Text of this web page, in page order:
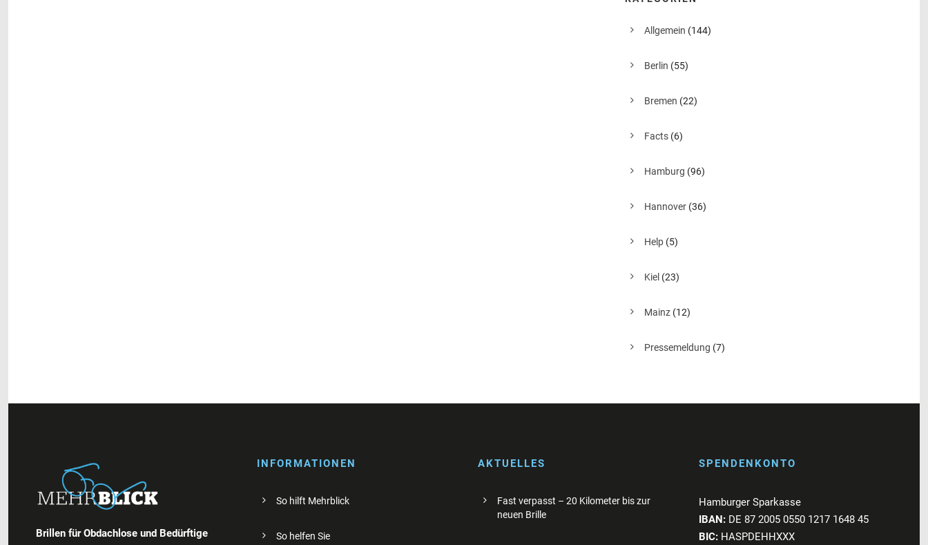
Allgemein (144)
Berlin (55)
Bremen (22)
Facts (6)
Hamburg (96)
Hannover (36)
Help (5)
Kiel (23)
Mainz (12)
Pressemeldung (7)
Brillen für Obdachlose und Bedürftige
INFORMATIONEN
So hilft Mehrblick
So helfen Sie
AKTUELLES
Fast verpasst – 20 Kilometer bis zur
neuen Brille
SPENDENKONTO
Hamburger Sparkasse
IBAN: DE 87 2005 0550 1217 1648 45
BIC: HASPDEHHXXX